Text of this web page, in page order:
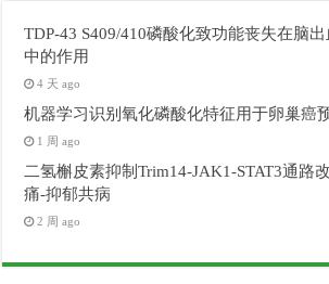
TDP-43 S409/410磷酸化致功能丧失在脑
中的作用
4 天 ago
机器学习识别氧化磷酸化特征用于卵巢癌
1 周 ago
二氢槲皮素抑制Trim14-JAK1-STAT3通路
痛-抑郁共病
2 周 ago